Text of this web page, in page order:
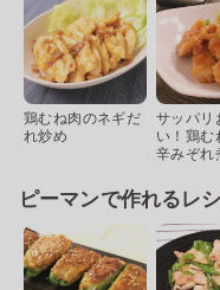
鶏むね肉のネギだ
れ炒め
サッパリ
い！鶏む
辛みぞれ
ピーマンで作れるレ